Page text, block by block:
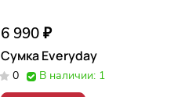
6 990 ₽
Сумка Everyday
0 В наличии: 1